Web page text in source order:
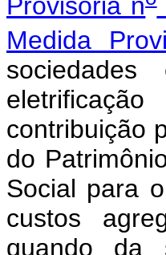
Medida
contribuição
do
Social para
custos
quando da